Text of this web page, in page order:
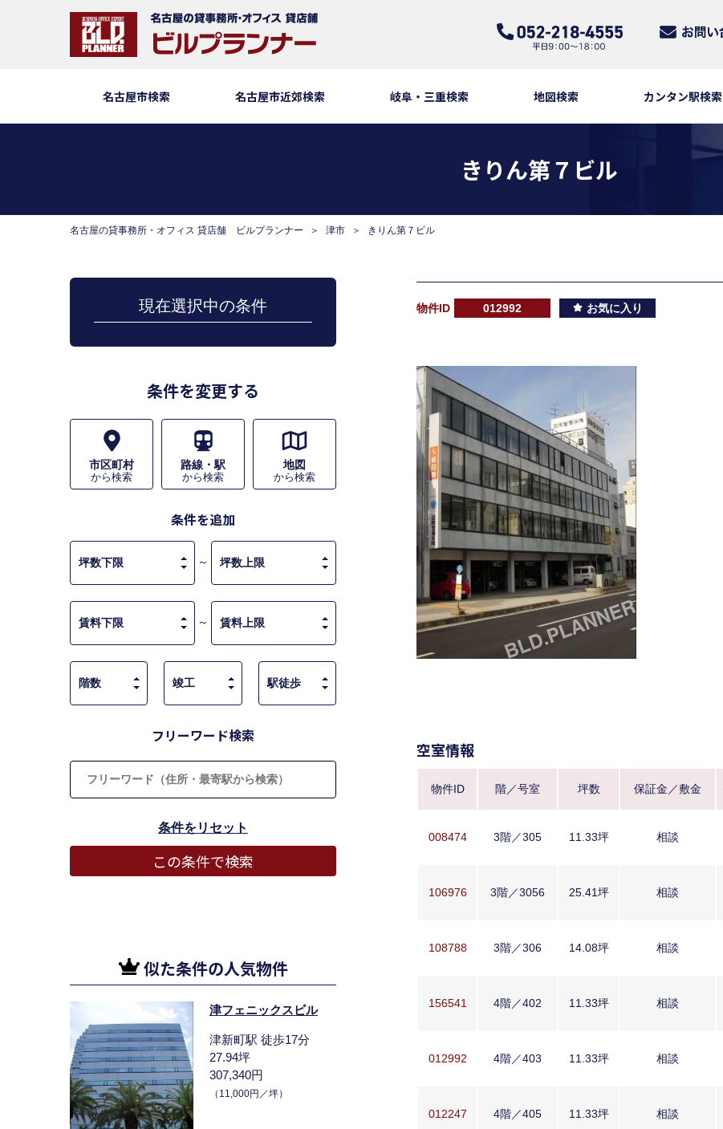
名古屋市検索 名古屋市近郊検索 岐阜・三重検索 地図検索 カンタン駅検索
きりん第７ビル
名古屋の貸事務所・オフィス 貸店舗 ビルプランナー 津市 きりん第７ビル
物件ID 012992 お気に入り
空室情報
物件ID 階／号室 坪数 保証金／敷金
008474 3階／305 11.33坪 相談
106976 3階／3056 25.41坪 相談
108788 3階／306 14.08坪 相談
156541 4階／402 11.33坪 相談
012992 4階／403 11.33坪 相談
012247 4階／405 11.33坪 相談
現在選択中の条件
条件を変更する
市区町村
から検索
路線・駅
から検索
地図
から検索
条件を追加
～
～
フリーワード検索
似た条件の人気物件
津フェニックスビル
津新町駅 徒歩17分
27.94坪
307,340円
（11,000円／坪）